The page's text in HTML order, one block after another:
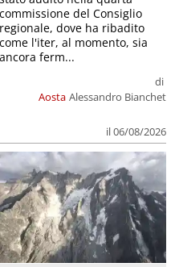
Aosta
di
Alessandro Bianchet
il 06/08/2026
commissione del Consiglio
regionale, dove ha ribadito
come l'iter, al momento, sia
ancora ferm...